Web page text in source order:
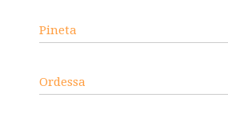
Pineta
Ordessa